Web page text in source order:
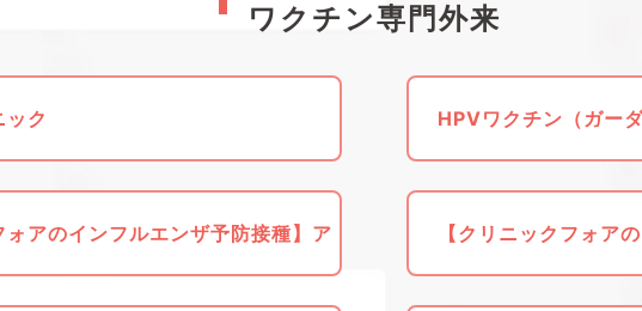
ワクチン専門外来
ック HPVワクチン（ガー
ォアのインフルエンザ予防接種】ア 【クリニックフォア